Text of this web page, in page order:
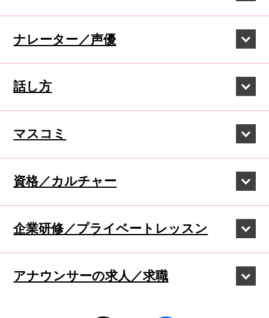
ナレーター／声優
話し方
マスコミ
資格／カルチャー
企業研修／プライベートレッスン
アナウンサーの求人／求職